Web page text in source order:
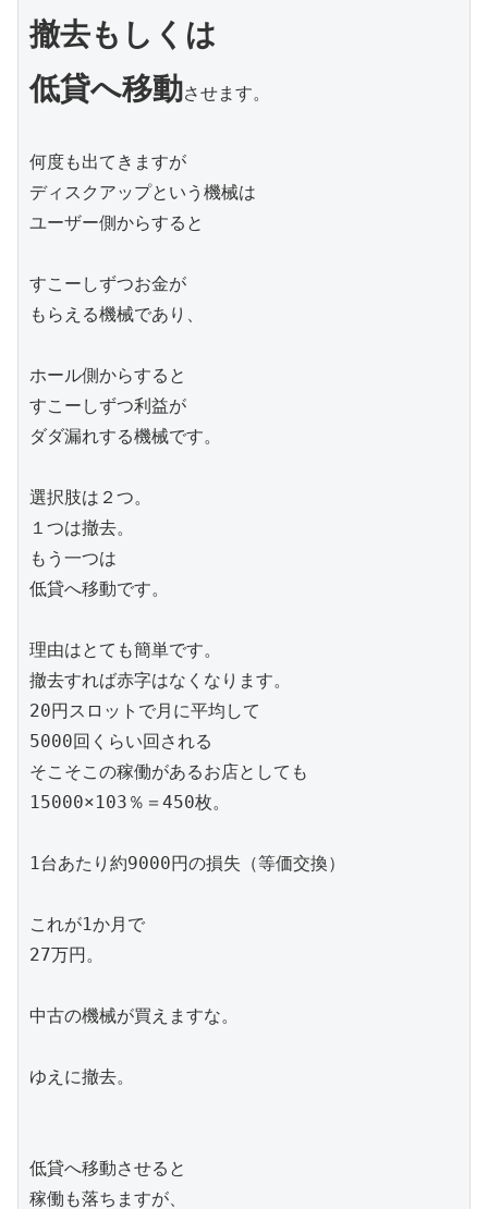
撤去もしくは
低貸へ移動させます。
何度も出てきますが
ディスクアップという機械は
ユーザー側からすると
すこーしずつお金が
もらえる機械であり、
ホール側からすると
すこーしずつ利益が
ダダ漏れする機械です。
選択肢は２つ。
１つは撤去。
もう一つは
低貸へ移動です。
理由はとても簡単です。
撤去すれば赤字はなくなります。
20円スロットで月に平均して
5000回くらい回される
そこそこの稼働があるお店としても
15000×103％＝450枚。
1台あたり約9000円の損失（等価交換）
これが1か月で
27万円。
中古の機械が買えますな。
ゆえに撤去。
低貸へ移動させると
稼働も落ちますが、